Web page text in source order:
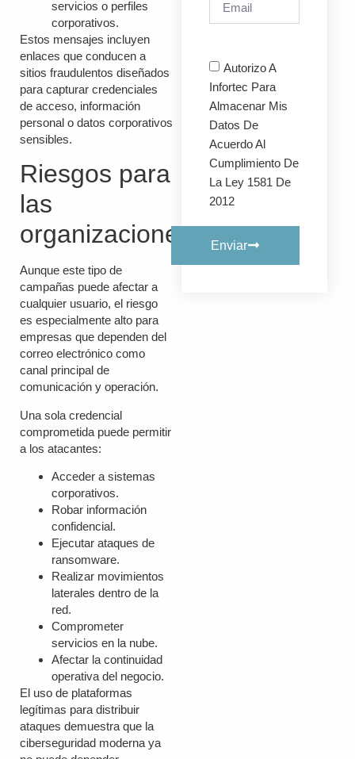
servicios o perfiles
corporativos.
Estos mensajes incluyen
enlaces que conducen a
sitios fraudulentos diseñados
para capturar credenciales
de acceso, información
personal o datos corporativos
sensibles.
Riesgos para
las
organizaciones
Aunque este tipo de
campañas puede afectar a
cualquier usuario, el riesgo
es especialmente alto para
empresas que dependen del
correo electrónico como
canal principal de
comunicación y operación.
Una sola credencial
comprometida puede permitir
a los atacantes:
Acceder a sistemas
corporativos.
Robar información
confidencial.
Ejecutar ataques de
ransomware.
Realizar movimientos
laterales dentro de la
red.
Comprometer
servicios en la nube.
Afectar la continuidad
operativa del negocio.
El uso de plataformas
legítimas para distribuir
ataques demuestra que la
ciberseguridad moderna ya
Autorizo A
Infortec Para
Almacenar Mis
Datos De
Acuerdo Al
Cumplimiento De
La Ley 1581 De
2012
Enviar